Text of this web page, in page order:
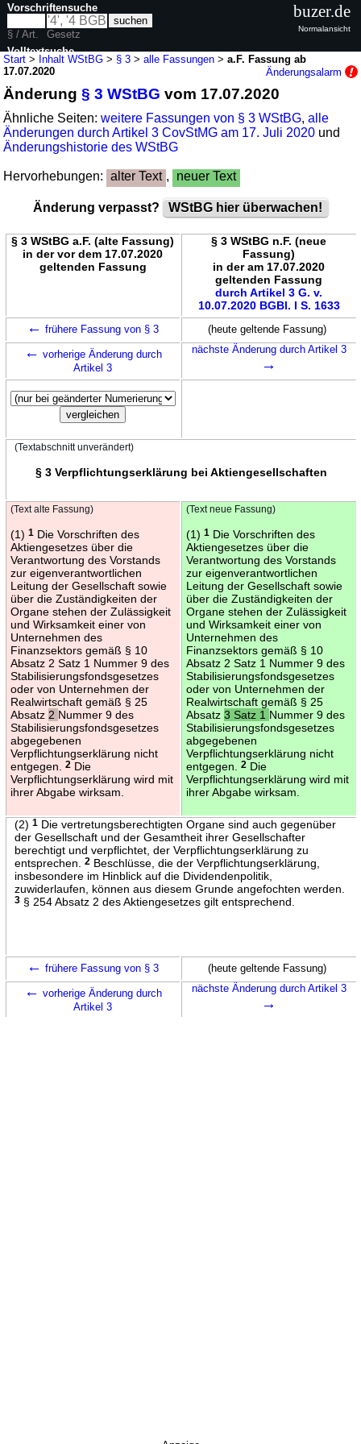
Start > Inhalt WStBG > § 3 >alle Fassungen >a.F. Fassung ab
17.07.2020
Änderungsalarm
Änderung§ 3 WStBG vom 17.07.2020
Ähnliche Seiten:weitere Fassungen von § 3 WStBG,alle
Änderungen durch Artikel 3 CovStMG am 17. Juli 2020 und
Änderungshistorie des WStBG
Hervorhebungen: alter Text , neuer Text
Änderung verpasst? WStBG hier überwachen!
§ 3 WStBG a.F. (alte Fassung)
in der vor dem 17.07.2020
geltenden Fassung
§ 3 WStBG n.F. (neue
Fassung)
in der am 17.07.2020
geltenden Fassung
durch Artikel 3 G. v.
10.07.2020 BGBl. I S. 1633
← frühere Fassung von § 3 (heute geltende Fassung)
← vorherige Änderung durch
Artikel 3
nächste Änderung durch Artikel 3
→
(Textabschnitt unverändert)
§ 3 Verpflichtungserklärung bei Aktiengesellschaften
(Text alte Fassung)
(1) 1Die Vorschriften des
Aktiengesetzes über die
Verantwortung des Vorstands
zur eigenverantwortlichen
Leitung der Gesellschaft sowie
über die Zuständigkeiten der
Organe stehen der Zulässigkeit
und Wirksamkeit einer von
Unternehmen des
Finanzsektors gemäß § 10
Absatz 2 Satz 1 Nummer 9 des
Stabilisierungsfondsgesetzes
oder von Unternehmen der
Realwirtschaft gemäß § 25
Absatz 2 Nummer 9 des
Stabilisierungsfondsgesetzes
abgegebenen
Verpflichtungserklärung nicht
entgegen.
2Die
Verpflichtungserklärung wird mit
ihrer Abgabe wirksam.
(Text neue Fassung)
(1) 1Die Vorschriften des
Aktiengesetzes über die
Verantwortung des Vorstands
zur eigenverantwortlichen
Leitung der Gesellschaft sowie
über die Zuständigkeiten der
Organe stehen der Zulässigkeit
und Wirksamkeit einer von
Unternehmen des
Finanzsektors gemäß § 10
Absatz 2 Satz 1 Nummer 9 des
Stabilisierungsfondsgesetzes
oder von Unternehmen der
Realwirtschaft gemäß § 25
Absatz 3 Satz 1 Nummer 9 des
Stabilisierungsfondsgesetzes
abgegebenen
Verpflichtungserklärung nicht
entgegen.
2Die
Verpflichtungserklärung wird mit
ihrer Abgabe wirksam.
(2) 1Die vertretungsberechtigten Organe sind auch gegenüber
der Gesellschaft und der Gesamtheit ihrer Gesellschafter
berechtigt und verpflichtet, der Verpflichtungserklärung zu
entsprechen.
2Beschlüsse, die der Verpflichtungserklärung,
insbesondere im Hinblick auf die Dividendenpolitik,
zuwiderlaufen, können aus diesem Grunde angefochten werden.
3§ 254 Absatz 2 des Aktiengesetzes gilt entsprechend.
← frühere Fassung von § 3 (heute geltende Fassung)
← vorherige Änderung durch
Artikel 3
nächste Änderung durch Artikel 3
→
Vorschriftensuche
§ / Art.
Gesetz
Volltextsuche
buzer.de
Normalansicht